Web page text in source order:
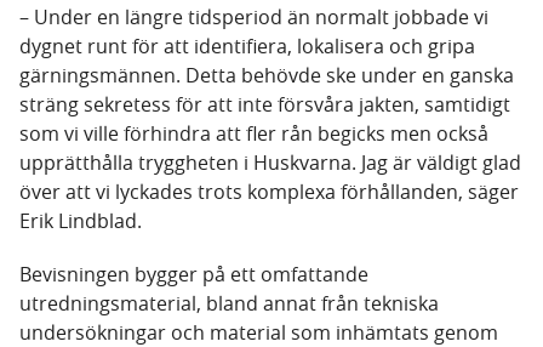
– Under en längre tidsperiod än normalt jobbade vi
dygnet runt för att identifiera, lokalisera och gripa
gärningsmännen. Detta behövde ske under en ganska
sträng sekretess för att inte försvåra jakten, samtidigt
som vi ville förhindra att fler rån begicks men också
upprätthålla tryggheten i Huskvarna. Jag är väldigt glad
över att vi lyckades trots komplexa förhållanden, säger
Erik Lindblad.
Bevisningen bygger på ett omfattande
utredningsmaterial, bland annat från tekniska
undersökningar och material som inhämtats genom